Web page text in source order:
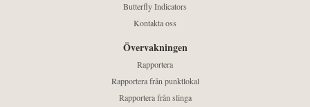
Butterfly Indicators
Kontakta oss
Övervakningen
Rapportera
Rapportera från punktlokal
Rapportera från slinga